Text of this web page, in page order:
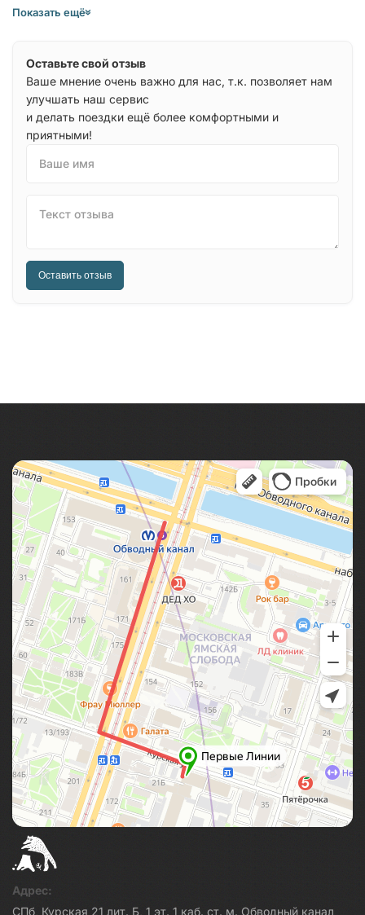
Показать ещё
Оставьте свой отзыв
Ваше мнение очень важно для нас, т.к. позволяет нам
улучшать наш сервис
и делать поездки ещё более комфортными и
приятными!
Ваше имя
Текст отзыва
Оставить отзыв
Адрес:
СПб, Курская 21 лит. Б, 1 эт. 1 каб. ст. м. Обводный канал